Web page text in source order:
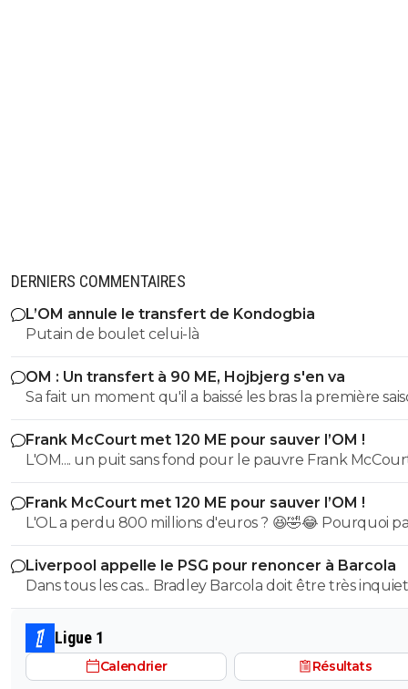
DERNIERS COMMENTAIRES
L’OM annule le transfert de Kondogbia
Putain de boulet celui-là
OM : Un transfert à 90 ME, Hojbjerg s'en va
Sa fait un moment qu'il a baissé les bras la première
etait top mais depuis quelques match etait en dessus.
et bon vent a lui pour le reste de sa carrière ...
Frank McCourt met 120 ME pour sauver l’OM !
L'OM.... un puit sans fond pour le pauvre Frank
Frank McCourt met 120 ME pour sauver l’OM !
L'OL a perdu 800 millions d'euros ? 😆🤣😂 Pourquoi pas un
milliard tant que tu y es ! ^^
Liverpool appelle le PSG pour renoncer à Barcola
Dans tous les cas... Bradley Barcola doit être très inquiet.
qui est vraiment compréhensible lorsque l'on sait
le PSG a traiter Kylian Mbappé lorsqu'il avait voulu
PSG.
Ligue 1
Calendrier Résultats